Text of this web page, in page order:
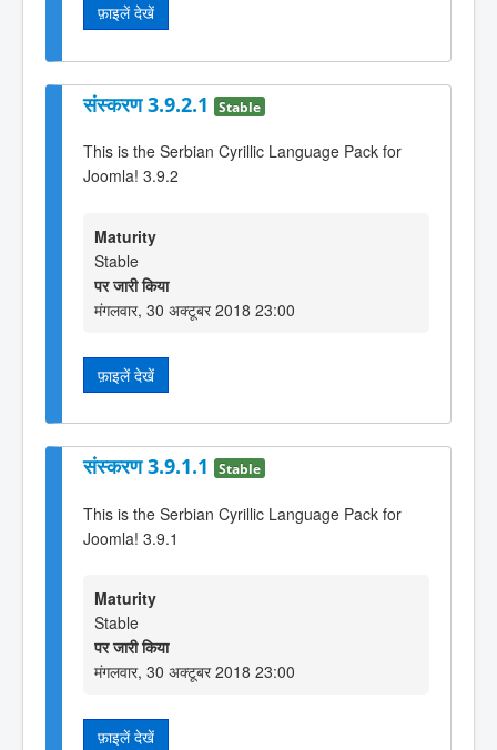
फ़ाइलें देखें
संस्करण 3.9.2.1 Stable
This is the Serbian Cyrillic Language Pack for
Joomla! 3.9.2
Maturity
Stable
पर जारी किया
मंगलवार, 30 अक्टूबर 2018 23:00
फ़ाइलें देखें
संस्करण 3.9.1.1 Stable
This is the Serbian Cyrillic Language Pack for
Joomla! 3.9.1
Maturity
Stable
पर जारी किया
मंगलवार, 30 अक्टूबर 2018 23:00
फ़ाइलें देखें